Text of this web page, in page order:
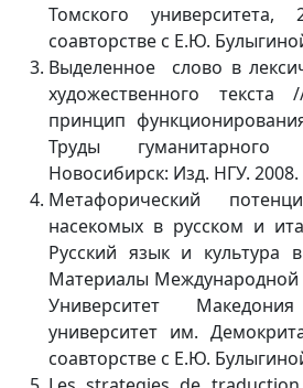
Томского
соавторстве с Е.Ю.
Выделенное слово в
художественного
принцип
Труды гуманитарного
Новосибирск: Изд. НГУ. 2008.
Метафорический
насекомых в русском и
Русский язык и культура
Материалы
Университет
университет им.
соавторстве с Е.Ю.